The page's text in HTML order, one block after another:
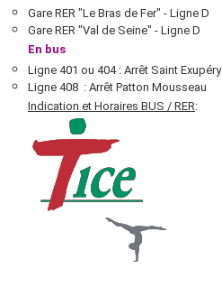
Gare RER "Le Bras de Fer" - Ligne D
Gare RER "Val de Seine" - Ligne D
En bus
Ligne 401 ou 404 : Arrêt Saint Exupéry
Ligne 408 : Arrêt Patton Mousseau
Indication et Horaires BUS / RER: